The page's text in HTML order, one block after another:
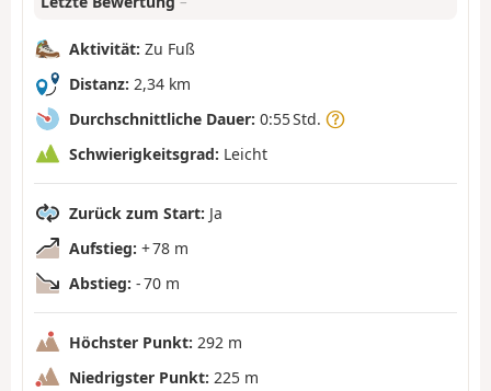
Aktivität: Zu Fuß
Distanz: 2,34 km
Durchschnittliche Dauer: 0:55 Std.
Schwierigkeitsgrad: Leicht
Zurück zum Start: Ja
Aufstieg: + 78 m
Abstieg: - 70 m
Höchster Punkt: 292 m
Niedrigster Punkt: 225 m